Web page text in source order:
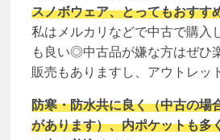
スノボウェア、とってもおすす
私はメルカリなどで中古で購入
も良い◎中古品が嫌な方はぜひ
販売もありますし、アウトレッ
防寒・防水共に良く（中古の場
があります）、内ポケットも多